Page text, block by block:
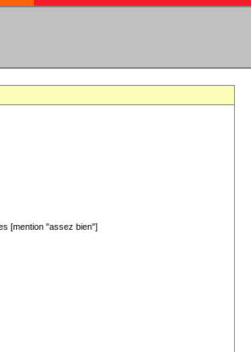
[mention "assez bien"]